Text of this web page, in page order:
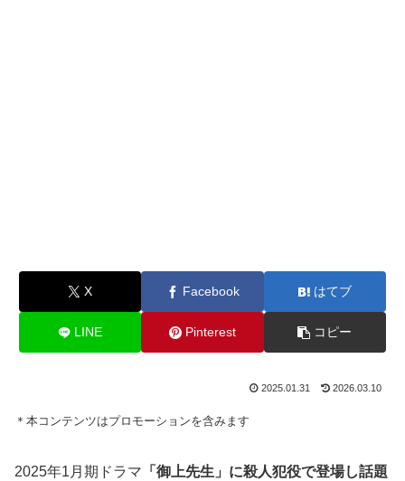
X Facebook はてブ
LINE Pinterest コピー
2025.01.31 2026.03.10
＊本コンテンツはプロモーションを含みます
2025年1月期ドラマ 「御上先生」に殺人犯役で登場し話題